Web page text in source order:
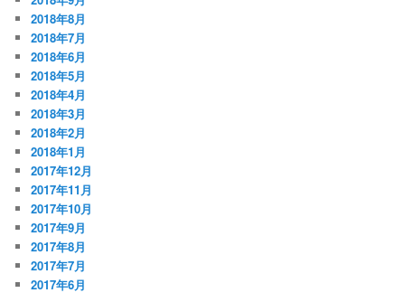
2018年8月
2018年7月
2018年6月
2018年5月
2018年4月
2018年3月
2018年2月
2018年1月
2017年12月
2017年11月
2017年10月
2017年9月
2017年8月
2017年7月
2017年6月